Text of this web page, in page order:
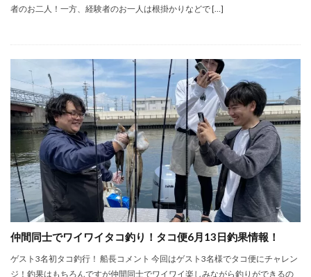
者のお二人！一方、経験者のお一人は根掛かりなどで […]
仲間同士でワイワイタコ釣り！タコ便6月13日釣果情報！
ゲスト3名初タコ釣行！ 船長コメント 今回はゲスト3名様でタコ便にチャレン
ジ！釣果はもちろんですが仲間同士でワイワイ楽しみながら釣りができるの